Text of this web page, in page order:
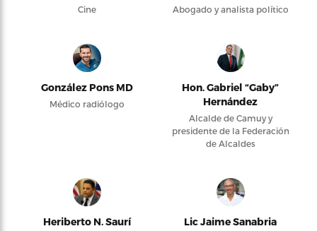
Cine Abogado y analista político
González Pons MD
Médico radiólogo
Hon. Gabriel “Gaby”
Hernández
Alcalde de Camuy y
presidente de la Federación
de Alcaldes
Heriberto N. Saurí Lic Jaime Sanabria